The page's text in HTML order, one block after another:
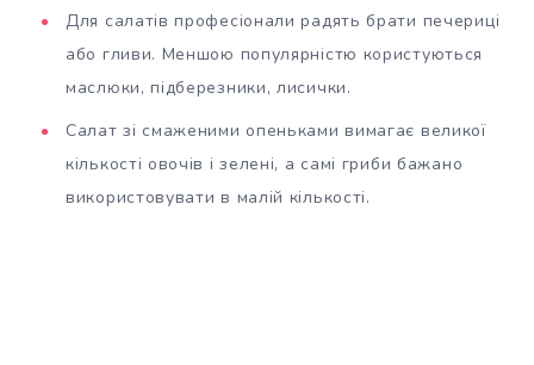
Для салатів професіонали радять брати печериці
або гливи. Меншою популярністю користуються
маслюки, підберезники, лисички.
Салат зі смаженими опеньками вимагає великої
кількості овочів і зелені, а самі гриби бажано
використовувати в малій кількості.